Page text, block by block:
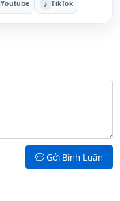
Youtube ♪ TikTok
Gởi Bình Luận